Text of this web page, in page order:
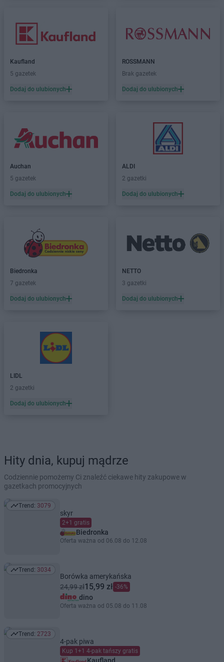
Kaufland
5 gazetek
Dodaj do ulubionych
ROSSMANN
Brak gazetek
Dodaj do ulubionych
Auchan
5 gazetek
Dodaj do ulubionych
ALDI
2 gazetki
Dodaj do ulubionych
Biedronka
7 gazetek
Dodaj do ulubionych
NETTO
3 gazetki
Dodaj do ulubionych
LIDL
2 gazetki
Dodaj do ulubionych
Hity dnia, kupuj mądrze
Codziennie pomożemy Ci znaleźć ciekawe hity zakupowe w
gazetkach promocyjnych
Trend: 3079
Trend: 3079
skyr
2+1 gratis
Biedronka
Oferta ważna od 06.08 do 12.08
Trend: 3034
Trend: 3034
Borówka amerykańska
24,99 zł15,99 zł -36%
dino
Oferta ważna od 05.08 do 11.08
Trend: 2723
Trend: 2723
4-pak piwa
Kup 1+1 4-pak tańszy gratis